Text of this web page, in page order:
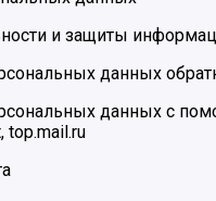
и защиты
данных
данных с
top.mail.ru